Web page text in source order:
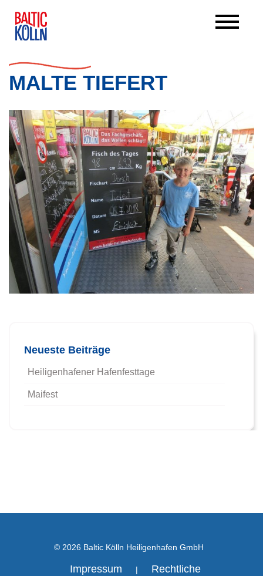
MALTE TIEFERT
Neueste Beiträge
Heiligenhafener Hafenfesttage
Maifest
© 2026 Baltic Kölln Heiligenhafen GmbH
Impressum |
Rechtliche